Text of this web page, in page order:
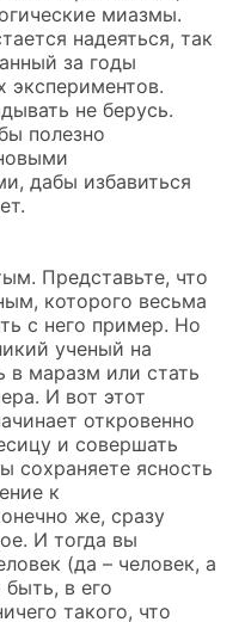
миазмы.
надеяться, так
за годы
экспериментов.
не берусь.
полезно
дабы избавиться
Представьте, что
которого весьма
с него пример. Но
ученый на
в маразм или стать
И вот этот
откровенно
и совершать
сохраняете ясность
к
же, сразу
И тогда вы
(да – человек, а
в его
такого, что